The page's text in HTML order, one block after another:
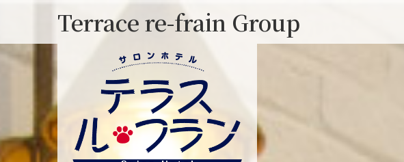
content
Terrace re-frain Group